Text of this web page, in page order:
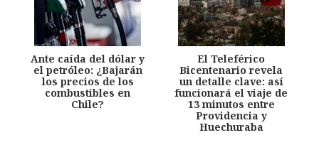
Ante caída del dólar y
el petróleo: ¿Bajarán
los precios de los
combustibles en
Chile?
El Teleférico
Bicentenario revela
un detalle clave: así
funcionará el viaje de
13 minutos entre
Providencia y
Huechuraba